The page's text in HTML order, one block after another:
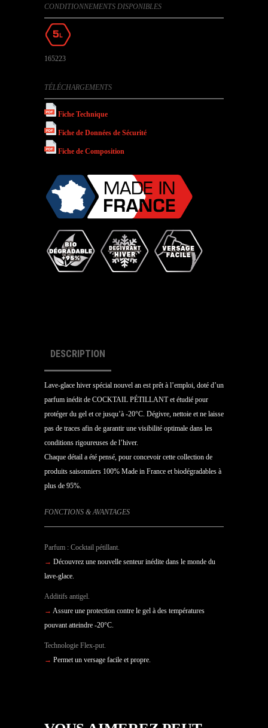
CONDITIONNEMENTS DISPONIBLES
165223
TÉLÉCHARGEMENTS
Fiche Technique
Fiche de Données de Sécurité
Fiche de Composition
DESCRIPTION
Lave-glace hiver spécial nouvel an est prêt à l’emploi, doté d’un
parfum inédit de COCKTAIL PÉTILLANT et étudié pour
protéger du gel et ce jusqu’à -20°C. Dégivre, nettoie et ne laisse
pas de traces afin de garantir une visibilité optimale dans les
conditions rigoureuses de l’hiver.
Chaque détail a été pensé, pour concevoir cette collection de
produits saisonniers 100% Made in France et biodégradables à
plus de 95%.
FONCTIONS & AVANTAGES
Parfum : Cocktail pétillant.
→ Découvrez une nouvelle senteur inédite dans le monde du
lave-glace.
Additifs antigel.
→ Assure une protection contre le gel à des températures
pouvant atteindre -20°C.
Technologie Flex-put.
→ Permet un versage facile et propre.